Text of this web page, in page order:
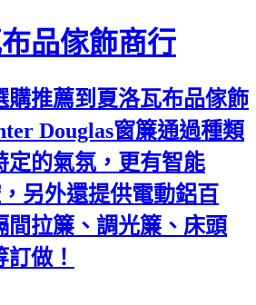
品傢飾商行
購推薦到夏洛瓦布品傢飾
Douglas窗簾通過種類
定的氣氛，更有智能
另外還提供電動鋁百
間拉簾、調光簾、床頭
做！